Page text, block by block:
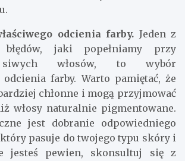
odcienia farby. Jeden z
błędów, jaki popełniamy przy
siwych włosów, to wybór
odcienia farby. Warto pamiętać, że
chłonne i mogą przyjmować
włosy naturalnie pigmentowane.
jest dobranie odpowiedniego
pasuje do twojego typu skóry i
jesteś pewien, skonsultuj się z